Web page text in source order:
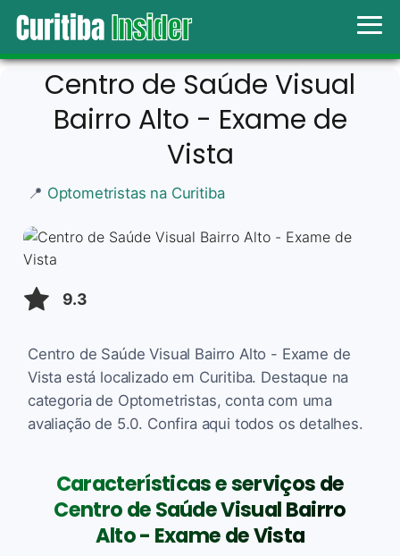
Centro de Saúde Visual
Bairro Alto - Exame de
Vista
📍 Optometristas na Curitiba
9.3
Centro de Saúde Visual Bairro Alto - Exame de
Vista está localizado em Curitiba. Destaque na
categoria de Optometristas, conta com uma
avaliação de 5.0. Confira aqui todos os detalhes.
Características e serviços de
Centro de Saúde Visual Bairro
Alto - Exame de Vista